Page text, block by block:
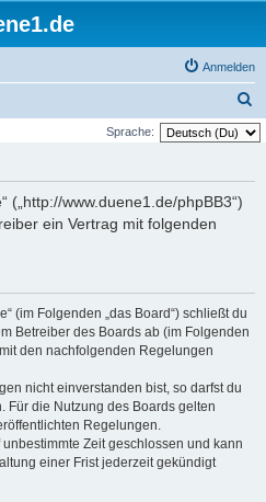
Anmelden
u
Sprache:
(„http://www.duene1.de/phpBB3“)
ein Vertrag mit folgenden
(im Folgenden „das Board“) schließt du
Betreiber des Boards ab (im Folgenden
den nachfolgenden Regelungen
nicht einverstanden bist, so darfst du
Für die Nutzung des Boards gelten
Regelungen.
Zeit geschlossen und kann
einer Frist jederzeit gekündigt